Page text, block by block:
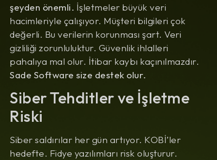
şeyden önemli. İşletmeler büyük veri
hacimleriyle çalışıyor. Müşteri bilgileri çok
değerli. Bu verilerin korunması şart. Veri
gizliliği zorunluluktur. Güvenlik ihlalleri
pahalıya mal olur. İtibar kaybı kaçınılmazdır.
Sade Software size destek olur.
Siber Tehditler ve İşletme
Riski
Siber saldırılar her gün artıyor. KOBİ’ler
hedefte. Fidye yazılımları risk oluşturur.